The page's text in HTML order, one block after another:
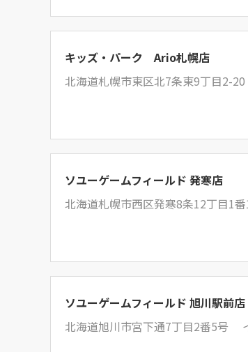
キッズ・パーク Ario札幌店
北海道札幌市東区北7条東9丁目2-20
ソユーゲームフィールド 発寒店
北海道札幌市西区発寒8条12丁目1
ソユーゲームフィールド 旭川駅前店
北海道旭川市宮下通7丁目2番5号